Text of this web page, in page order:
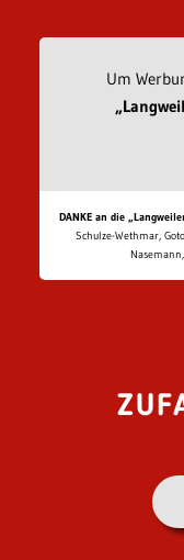
Um
DANKE an die
Schulze-Wethmar,